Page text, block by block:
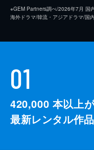
※GEM Partners調べ/2026年7⽉ 国
海外ドラマ/韓流・アジアドラマ/国
01
420,000 本以上
最新レンタル作品